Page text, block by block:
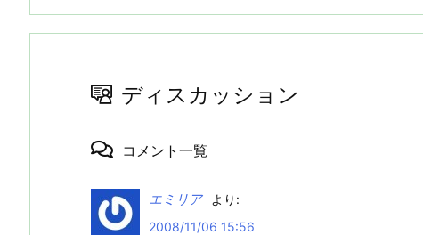
ディスカッション
コメント一覧
エミリア
より:
2008/11/06 15:56